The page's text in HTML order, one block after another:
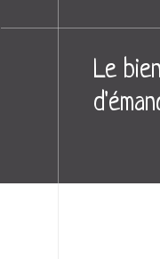
Le